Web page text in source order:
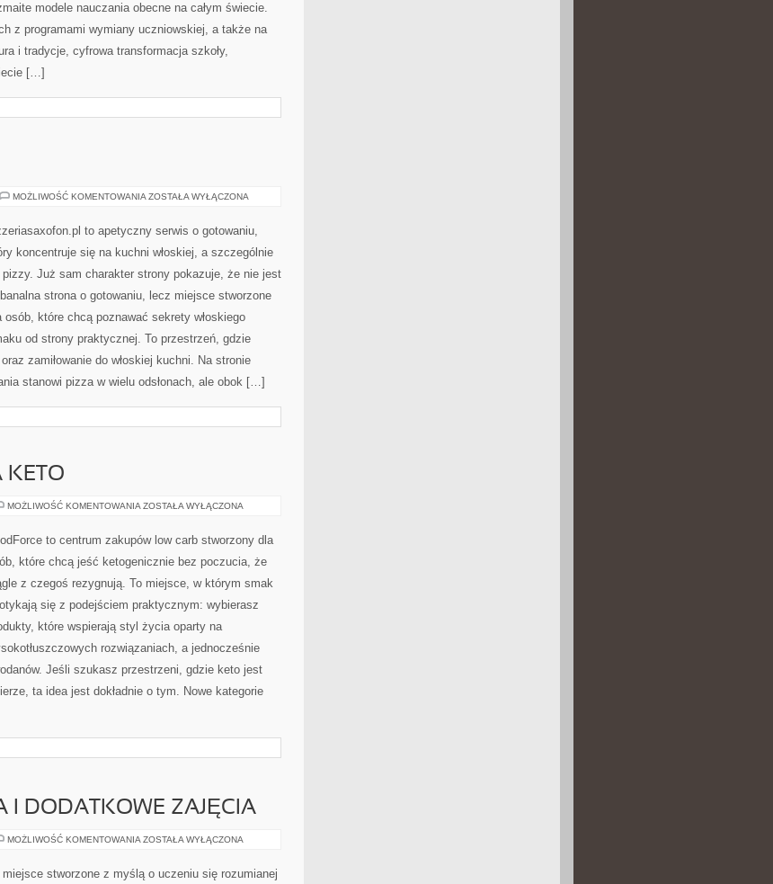
modele nauczania obecne na całym świecie.
z programami wymiany uczniowskiej, a także na
i tradycje, cyfrowa transformacja szkoły,
[…]
MOŻLIWOŚĆ KOMENTOWANIA PIZZA
ZOSTAŁA WYŁĄCZONA
to apetyczny serwis o gotowaniu,
koncentruje się na kuchni włoskiej, a szczególnie
pizzy. Już sam charakter strony pokazuje, że nie jest
strona o gotowaniu, lecz miejsce stworzone
osób, które chcą poznawać sekrety włoskiego
od strony praktycznej. To przestrzeń, gdzie
zamiłowanie do włoskiej kuchni. Na stronie
stanowi pizza w wielu odsłonach, ale obok […]
KETO
MOŻLIWOŚĆ KOMENTOWANIA SUPLEMENTACJA
ZOSTAŁA WYŁĄCZONA
to centrum zakupów low carb stworzony dla
które chcą jeść ketogenicznie bez poczucia, że
z czegoś rezygnują. To miejsce, w którym smak
się z podejściem praktycznym: wybierasz
które wspierają styl życia oparty na
rozwiązaniach, a jednocześnie
Jeśli szukasz przestrzeni, gdzie keto jest
ta idea jest dokładnie o tym. Nowe kategorie
I DODATKOWE ZAJĘCIA
MOŻLIWOŚĆ KOMENTOWANIA EDUKACJA
DODATKOWE
ZAJĘCIA
ZOSTAŁA WYŁĄCZONA
miejsce stworzone z myślą o uczeniu się rozumianej